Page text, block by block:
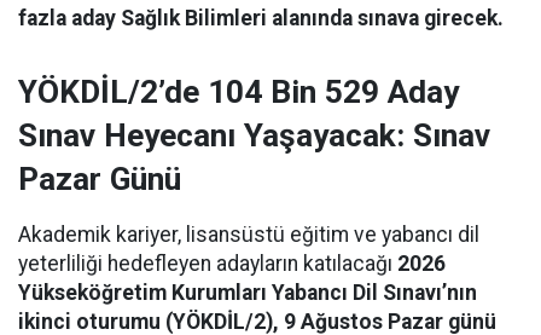
fazla aday Sağlık Bilimleri alanında sınava girecek.
YÖKDİL/2’de 104 Bin 529 Aday
Sınav Heyecanı Yaşayacak: Sınav
Pazar Günü
Akademik kariyer, lisansüstü eğitim ve yabancı dil
yeterliliği hedefleyen adayların katılacağı 2026
Yükseköğretim Kurumları Yabancı Dil Sınavı’nın
ikinci oturumu (YÖKDİL/2), 9 Ağustos Pazar günü